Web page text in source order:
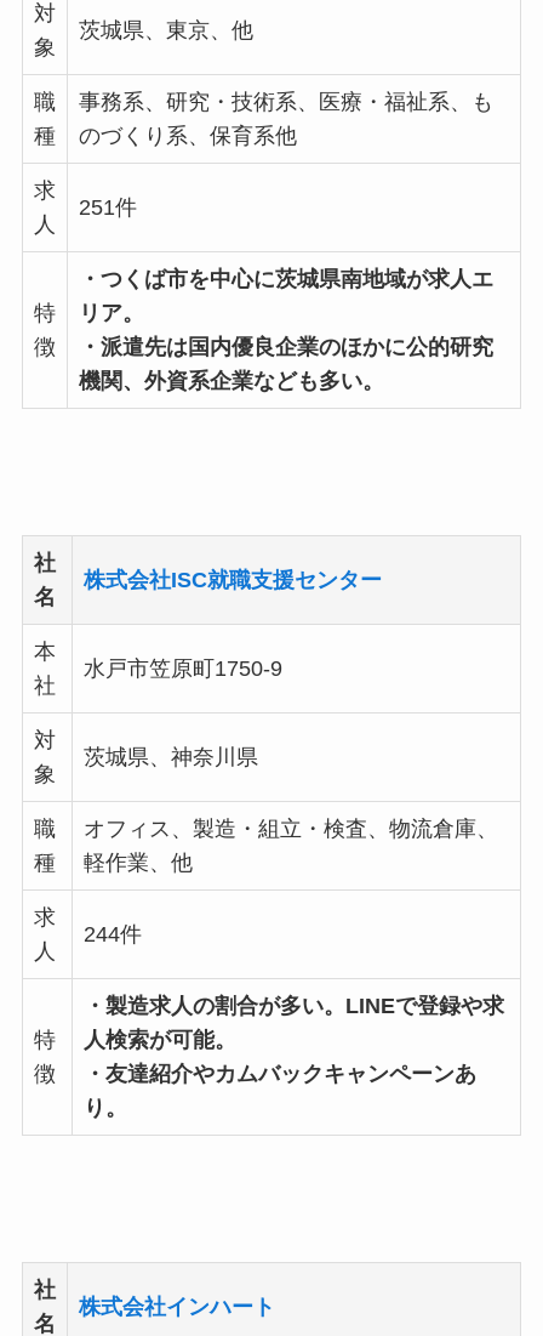
対
象
茨城県、東京、他
職
種
事務系、研究・技術系、医療・福祉系、も
のづくり系、保育系他
求
人
251件
特
徴
・つくば市を中心に茨城県南地域が求人エ
リア。
・派遣先は国内優良企業のほかに公的研究
機関、外資系企業なども多い。
社
名
株式会社ISC就職支援センター
本
社
水戸市笠原町1750-9
対
象
茨城県、神奈川県
職
種
オフィス、製造・組立・検査、物流倉庫、
軽作業、他
求
人
244件
特
徴
・製造求人の割合が多い。LINEで登録や求
人検索が可能。
・友達紹介やカムバックキャンペーンあ
り。
社
名
株式会社インハート